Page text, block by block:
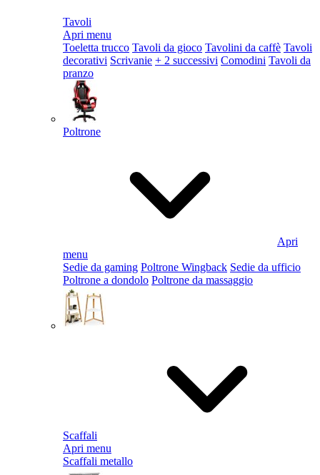
Tavoli
Apri menu
Toeletta trucco Tavoli da gioco Tavolini da caffè Tavoli
decorativi Scrivanie + 2 successivi Comodini Tavoli da
pranzo
Poltrone
Apri
menu
Sedie da gaming Poltrone Wingback Sedie da ufficio
Poltrone a dondolo Poltrone da massaggio
Scaffali
Apri menu
Scaffali metallo